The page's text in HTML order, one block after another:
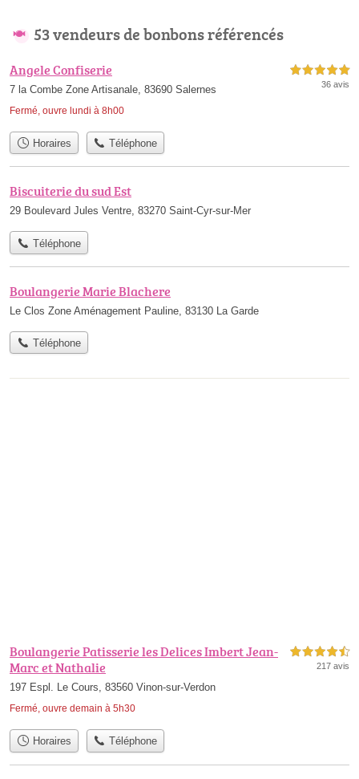
53 vendeurs de bonbons référencés
Angele Confiserie
7 la Combe Zone Artisanale, 83690 Salernes
Fermé, ouvre lundi à 8h00
5,0 étoiles sur 5
36 avis
Horaires Téléphone
Biscuiterie du sud Est
29 Boulevard Jules Ventre, 83270 Saint-Cyr-sur-Mer
Téléphone
Boulangerie Marie Blachere
Le Clos Zone Aménagement Pauline, 83130 La Garde
Téléphone
Boulangerie Patisserie les Delices Imbert Jean-
Marc et Nathalie
197 Espl. Le Cours, 83560 Vinon-sur-Verdon
Fermé, ouvre demain à 5h30
4,5 étoiles sur 5
217 avis
Horaires Téléphone